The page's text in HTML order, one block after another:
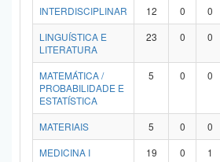
INTERDISCIPLINAR
12 0 0
LINGUÍSTICA E
LITERATURA
23 0 0
MATEMÁTICA /
PROBABILIDADE E
ESTATÍSTICA
5 0 0
MATERIAIS 5 0 0
MEDICINA I
19 0 1